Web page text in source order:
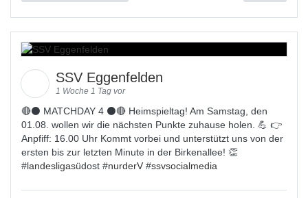
SSV Eggenfelden
1 Woche 1 Tag vor
🔴⚫ MATCHDAY 4 ⚫🔴 Heimspieltag! Am Samstag, den
01.08. wollen wir die nächsten Punkte zuhause holen. 💪 👉
Anpfiff: 16.00 Uhr Kommt vorbei und unterstützt uns von der
ersten bis zur letzten Minute in der Birkenallee! 👏
#landesligasüdost #nurderV #ssvsocialmedia